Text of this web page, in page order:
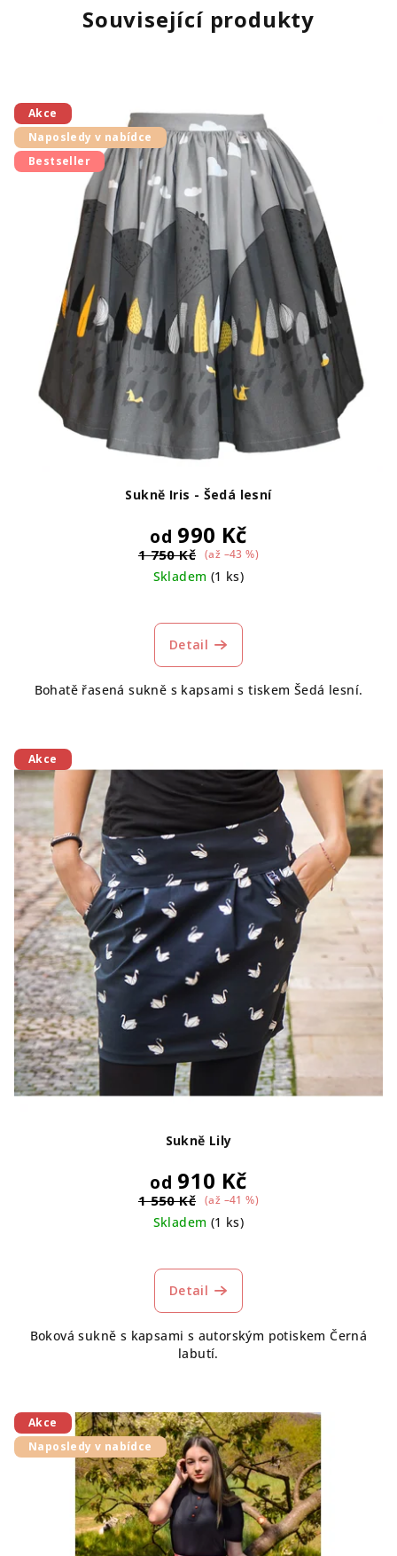
Související produkty
Akce
Naposledy v nabídce
Bestseller
Sukně Iris - Šedá lesní
od 990 Kč
1 750 Kč (až –43 %)
Skladem (1 ks)
Detail
Bohatě řasená sukně s kapsami s tiskem Šedá lesní.
Akce
Sukně Lily
od 910 Kč
1 550 Kč (až –41 %)
Skladem (1 ks)
Detail
Boková sukně s kapsami s autorským potiskem Černá
labutí.
Akce
Naposledy v nabídce